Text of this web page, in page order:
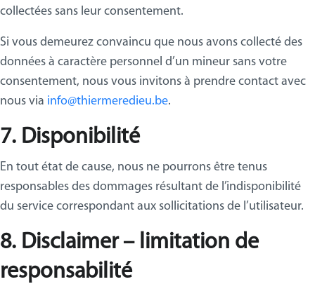
collectées sans leur consentement.
Si vous demeurez convaincu que nous avons collecté des
données à caractère personnel d’un mineur sans votre
consentement, nous vous invitons à prendre contact avec
nous via info@thiermeredieu.be.
7. Disponibilité
En tout état de cause, nous ne pourrons être tenus
responsables des dommages résultant de l’indisponibilité
du service correspondant aux sollicitations de l’utilisateur.
8. Disclaimer – limitation de
responsabilité